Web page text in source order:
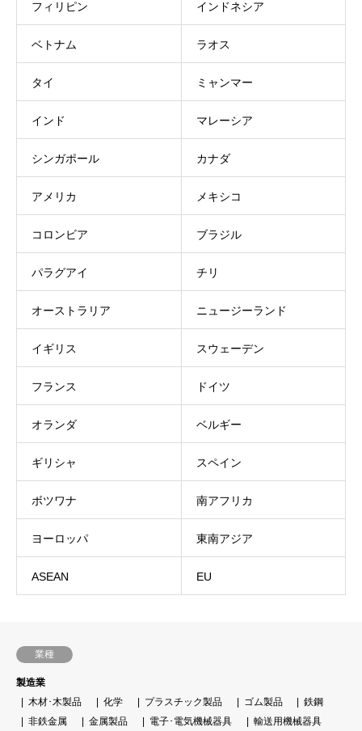
フィリピン インドネシア
ベトナム ラオス
タイ ミャンマー
インド マレーシア
シンガポール カナダ
アメリカ メキシコ
コロンビア ブラジル
パラグアイ チリ
オーストラリア ニュージーランド
イギリス スウェーデン
フランス ドイツ
オランダ ベルギー
ギリシャ スペイン
ボツワナ 南アフリカ
ヨーロッパ 東南アジア
ASEAN EU
業種
製造業
木材･木製品
化学 プラスチック製品 ゴム製品
鉄鋼
非鉄金属
金属製品 電子･電気機械器具 輸送用機械器具